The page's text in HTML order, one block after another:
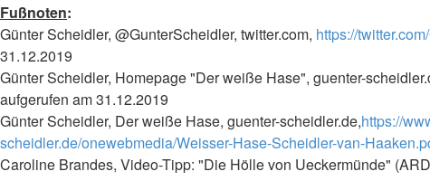
Fußnoten:
Günter Scheidler, @GunterScheidler, twitter.com, https://
31.12.2019
Günter Scheidler, Homepage "Der weiße Hase", guenter-
aufgerufen am 31.12.2019
Günter Scheidler, Der weiße Hase, guenter-scheidler.de,https://
scheidler.de/onewebmedia/Weisser-Hase-Scheidler-van-
Caroline Brandes, Video-Tipp: "Die Hölle von Ueckermünde"